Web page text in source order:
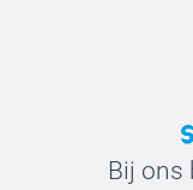
Bij ons